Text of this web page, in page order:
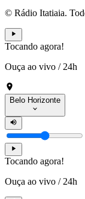
© Rádio Itatiaia.
Tocando agora!
Ouça ao vivo / 24h
Belo Horizonte
Tocando agora!
Ouça ao vivo / 24h